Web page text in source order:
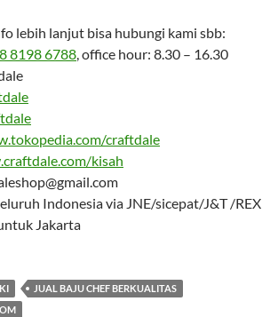
lebih lanjut bisa hubungi kami sbb:
8198 6788, office hour: 8.30 – 16.30
craftdale
kisah
Indonesia via JNE/sicepat/J&T /REX
Jakarta
JUAL BAJU CHEF BERKUALITAS